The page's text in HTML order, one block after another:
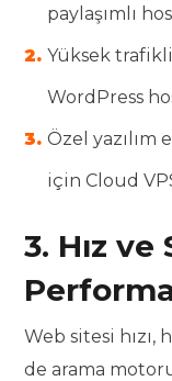
paylaşımlı
Yüksek
WordPress
Özel
için Cloud
3. Hız
Web sitesi hızı,
de arama